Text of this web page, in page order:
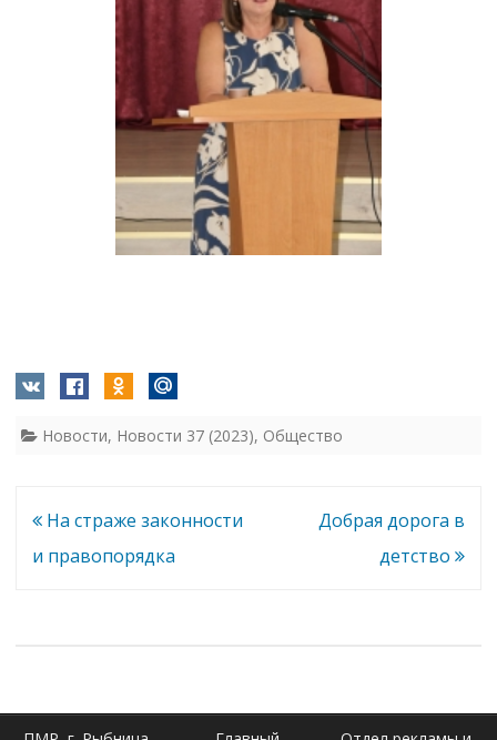
Новости, Новости 37 (2023), Общество
Навигация
по
На страже законности
и правопорядка
Добрая дорога в
детство